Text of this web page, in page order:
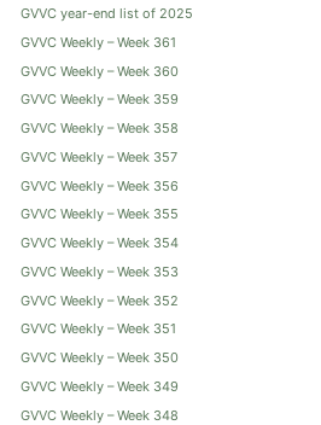
GVVC year-end list of 2025
GVVC Weekly – Week 361
GVVC Weekly – Week 360
GVVC Weekly – Week 359
GVVC Weekly – Week 358
GVVC Weekly – Week 357
GVVC Weekly – Week 356
GVVC Weekly – Week 355
GVVC Weekly – Week 354
GVVC Weekly – Week 353
GVVC Weekly – Week 352
GVVC Weekly – Week 351
GVVC Weekly – Week 350
GVVC Weekly – Week 349
GVVC Weekly – Week 348